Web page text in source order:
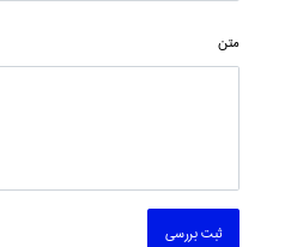
متن
ثبت بررسی